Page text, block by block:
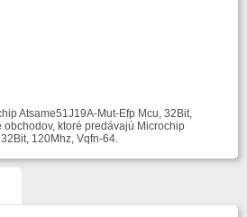
Atsame51J19A-Mut-Efp Mcu, 32Bit,
ktoré predávajú Microchip
120Mhz, Vqfn-64.